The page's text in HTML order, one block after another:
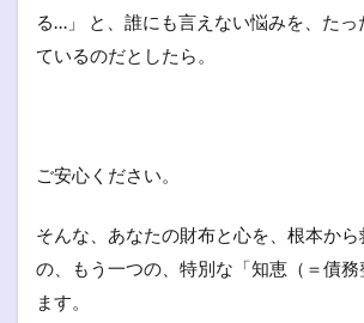
る…」 と、誰にも言えない悩みを、たっ
ているのだとしたら。
ご安心ください。
そんな、あなたの財布と心を、根本か
の、もう一つの、特別な「知恵（＝債務
ます。